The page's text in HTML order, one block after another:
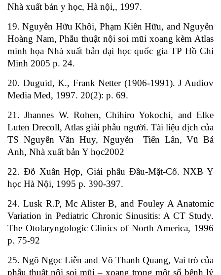
Nhà xuất bản y học, Hà nội,, 1997.
19. Nguyễn Hữu Khôi, Phạm Kiên Hữu, and Nguyễn
Hoàng Nam, Phẫu thuật nội soi mũi xoang kèm Atlas
minh họa Nhà xuất bản đại học quốc gia TP Hồ Chí
Minh 2005 p. 24.
20. Duguid, K., Frank Netter (1906-1991). J Audiov
Media Med, 1997. 20(2): p. 69.
21. Jhannes W. Rohen, Chihiro Yokochi, and Elke
Luten Drecoll, Atlas giải phẫu người. Tài liệu dịch của
TS Nguyễn Văn Huy, Nguyễn Tiến Lân, Vũ Bá
Anh, Nhà xuất bản Y học2002
22. Đỗ Xuân Hợp, Giải phẫu Đầu-Mặt-Cổ. NXB Y
học Hà Nội, 1995 p. 390-397.
24. Lusk R.P, Mc Alister B, and Fouley A Anatomic
Variation in Pediatric Chronic Sinusitis: A CT Study.
The Otolaryngologic Clinics of North America, 1996
p. 75-92
25. Ngô Ngọc Liễn and Võ Thanh Quang, Vai trò của
phẫu thuật nội soi mũi – xoang trong một số bệnh lý